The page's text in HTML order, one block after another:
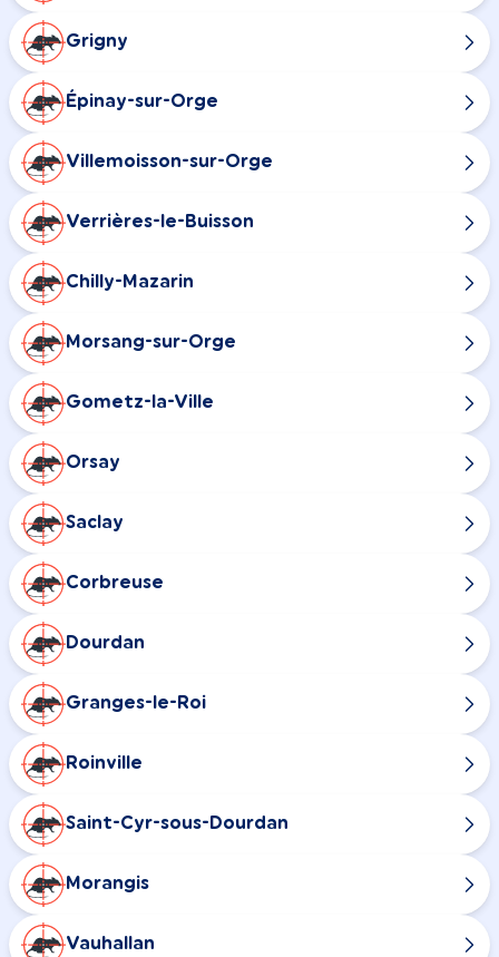
Grigny
Épinay-sur-Orge
Villemoisson-sur-Orge
Verrières-le-Buisson
Chilly-Mazarin
Morsang-sur-Orge
Gometz-la-Ville
Orsay
Saclay
Corbreuse
Dourdan
Granges-le-Roi
Roinville
Saint-Cyr-sous-Dourdan
Morangis
Vauhallan